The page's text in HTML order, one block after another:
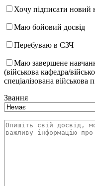
Хочу підписати новий
Маю бойовий досвід
Перебуваю в СЗЧ
Маю завершене
(військова кафедра/
спеціалізована військова
Звання